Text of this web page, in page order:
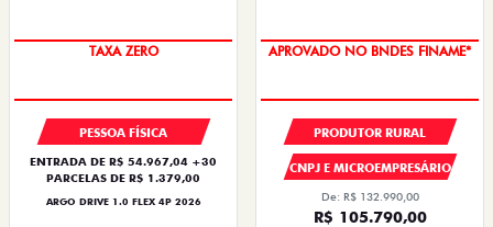
TAXA ZERO
PESSOA FÍSICA
ENTRADA DE R$ 54.967,04 +30
PARCELAS DE R$ 1.379,00
ARGO DRIVE 1.0 FLEX 4P 2026
APROVADO NO BNDES FINAME*
PRODUTOR RURAL
CNPJ E MICROEMPRESÁRIO
De: R$ 132.990,00
R$ 105.790,00